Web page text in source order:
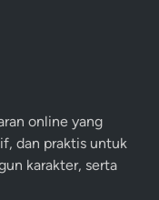
online yang
dan praktis untuk
karakter, serta